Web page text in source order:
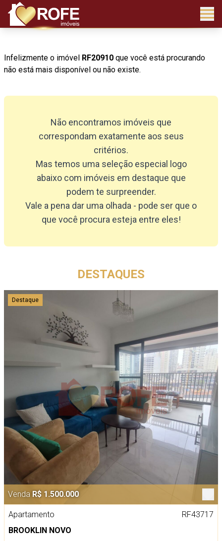
Infelizmente o imóvel RF20910 que você está procurando
não está mais disponível ou não existe.
Não encontramos imóveis que
correspondam exatamente aos seus
critérios.
Mas temos uma seleção especial logo
abaixo com imóveis em destaque que
podem te surpreender.
Vale a pena dar uma olhada - pode ser que o
que você procura esteja entre eles!
DESTAQUES
Destaque
Venda R$ 1.500.000
Apartamento
RF43717
BROOKLIN NOVO